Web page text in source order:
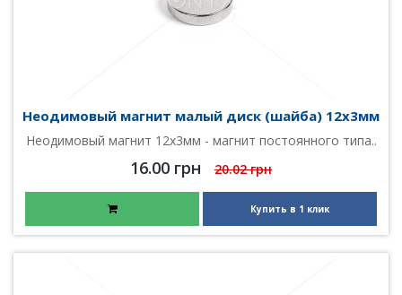
Неодимовый магнит малый диск (шайба) 12х3мм
Неодимовый магнит 12х3мм - магнит постоянного типа..
16.00 грн 20.02 грн
Купить в 1 клик